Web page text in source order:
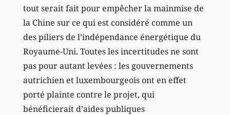
tout serait fait pour empêcher la mainmise de
la Chine sur ce qui est considéré comme un
des piliers de l’indépendance énergétique du
Royaume-Uni. Toutes les incertitudes ne sont
pas pour autant levées : les gouvernements
autrichien et luxembourgeois ont en effet
porté plainte contre le projet, qui
bénéficierait d’aides publiques